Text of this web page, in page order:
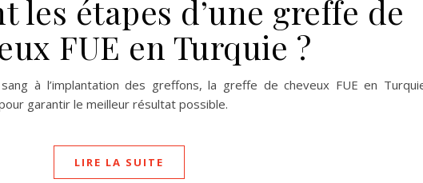
les étapes d’une greffe de
FUE en Turquie ?
à l’implantation des greffons, la greffe de cheveux FUE en
garantir le meilleur résultat possible.
LIRE LA SUITE